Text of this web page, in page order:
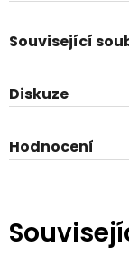
Související
Diskuze
Hodnocení